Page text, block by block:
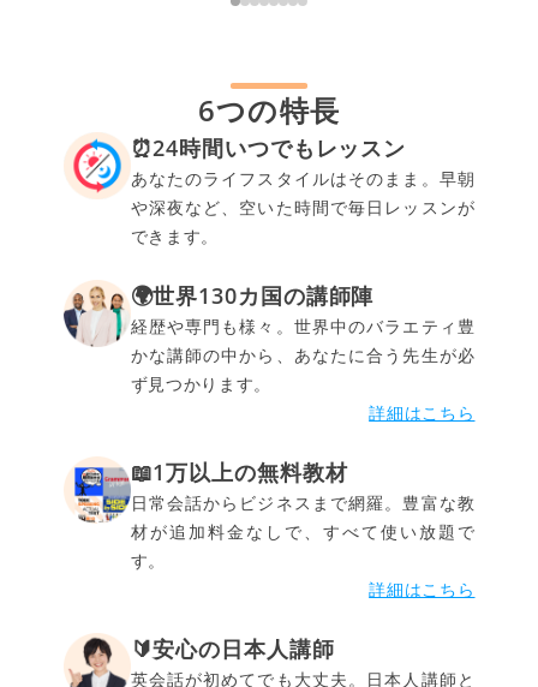
6つの特長
⏰24時間いつでもレッスン
あなたのライフスタイルはそのまま。早朝
や深夜など、空いた時間で毎日レッスンが
できます。
🌍世界130カ国の講師陣
経歴や専門も様々。世界中のバラエティ豊
かな講師の中から、あなたに合う先生が必
ず見つかります。
詳細はこちら
📖1万以上の無料教材
日常会話からビジネスまで網羅。豊富な教
材が追加料金なしで、すべて使い放題で
す。
詳細はこちら
🔰安心の日本人講師
英会話が初めてでも大丈夫。日本人講師と